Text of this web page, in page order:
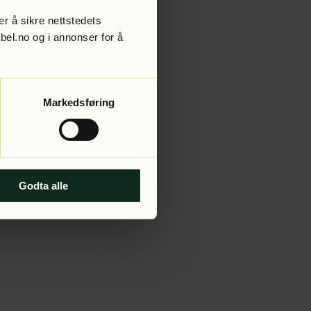
å sikre nettstedets
og i annonser for å
Markedsføring
Godta alle